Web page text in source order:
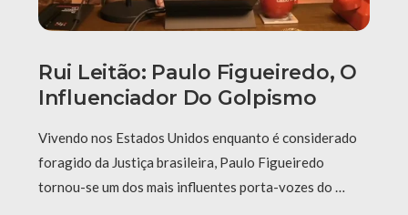
Rui Leitão: Paulo Figueiredo, O
Influenciador Do Golpismo
Vivendo nos Estados Unidos enquanto é considerado
foragido da Justiça brasileira, Paulo Figueiredo
tornou-se um dos mais influentes porta-vozes do …